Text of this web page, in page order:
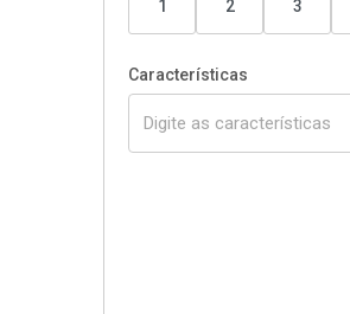
1 2 3
Características